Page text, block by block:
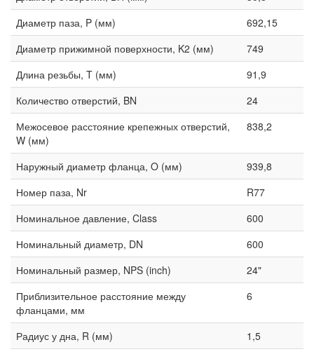
Диаметр паза, P (мм)
692,15
Диаметр прижимной поверхности, K2 (мм)
749
Длина резьбы, T (мм)
91,9
Количество отверстий, BN
24
Межосевое расстояние крепежных отверстий,
W (мм)
838,2
Наружный диаметр фланца, O (мм)
939,8
Номер паза, Nr
R77
Номинальное давление, Class
600
Номинальный диаметр, DN
600
Номинальный размер, NPS (inch)
24"
Приблизительное расстояние между
фланцами, мм
6
Радиус у дна, R (мм)
1,5